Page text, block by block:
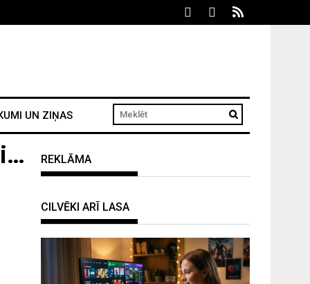
UN ZIŅAS
REKLĀMA
CILVĒKI ARĪ LASA